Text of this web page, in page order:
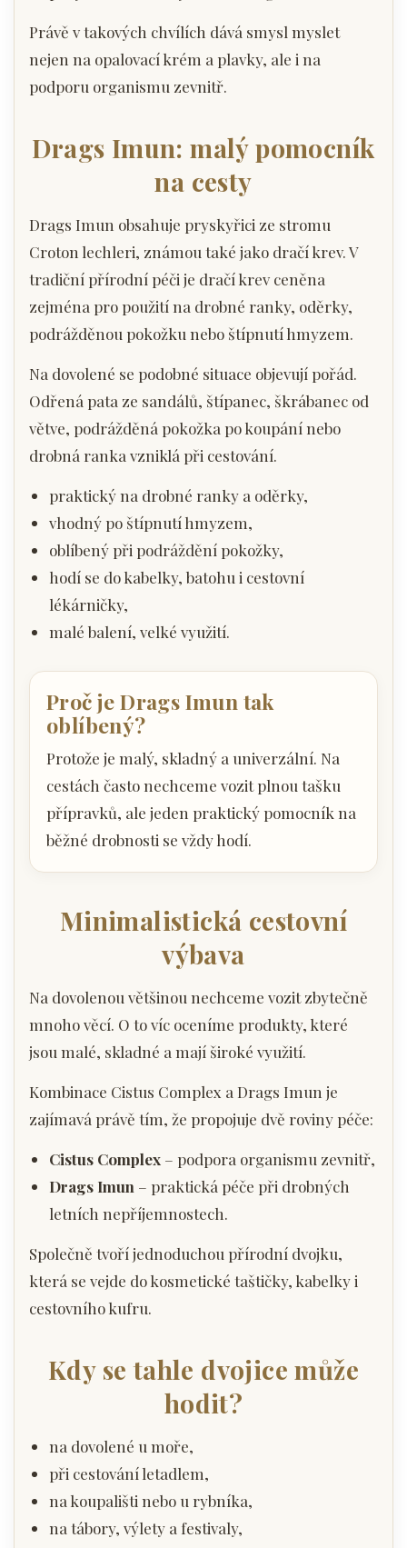
Právě v takových chvílích dává smysl myslet
nejen na opalovací krém a plavky, ale i na
podporu organismu zevnitř.
Drags Imun: malý pomocník
na cesty
Drags Imun obsahuje pryskyřici ze stromu
Croton lechleri, známou také jako dračí krev. V
tradiční přírodní péči je dračí krev ceněna
zejména pro použití na drobné ranky, oděrky,
podrážděnou pokožku nebo štípnutí hmyzem.
Na dovolené se podobné situace objevují pořád.
Odřená pata ze sandálů, štípanec, škrábanec od
větve, podrážděná pokožka po koupání nebo
drobná ranka vzniklá při cestování.
praktický na drobné ranky a oděrky,
vhodný po štípnutí hmyzem,
oblíbený při podráždění pokožky,
hodí se do kabelky, batohu i cestovní
lékárničky,
malé balení, velké využití.
Proč je Drags Imun tak
oblíbený?
Protože je malý, skladný a univerzální. Na
cestách často nechceme vozit plnou tašku
přípravků, ale jeden praktický pomocník na
běžné drobnosti se vždy hodí.
Minimalistická cestovní
výbava
Na dovolenou většinou nechceme vozit zbytečně
mnoho věcí. O to víc oceníme produkty, které
jsou malé, skladné a mají široké využití.
Kombinace Cistus Complex a Drags Imun je
zajímavá právě tím, že propojuje dvě roviny péče:
Cistus Complex – podpora organismu zevnitř,
Drags Imun – praktická péče při drobných
letních nepříjemnostech.
Společně tvoří jednoduchou přírodní dvojku,
která se vejde do kosmetické taštičky, kabelky i
cestovního kufru.
Kdy se tahle dvojice může
hodit?
na dovolené u moře,
při cestování letadlem,
na koupališti nebo u rybníka,
na tábory, výlety a festivaly,